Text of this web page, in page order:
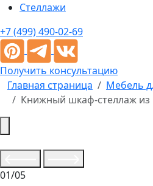
Стеллажи
+7 (499) 490-02-69
Получить консультацию
Главная страница
Мебель
Книжный шкаф-стеллаж из
01/05